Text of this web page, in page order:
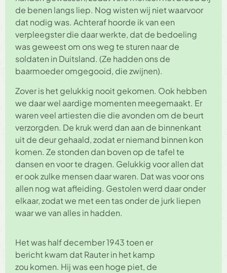
de benen langs liep. Nog wisten wij niet waarvoor
dat nodig was. Achteraf hoorde ik van een
verpleegster die daar werkte, dat de bedoeling
was geweest om ons weg te sturen naar de
soldaten in Duitsland. (Ze hadden ons de
baarmoeder omgegooid, die zwijnen).
Zover is het gelukkig nooit gekomen. Ook hebben
we daar wel aardige momenten meegemaakt. Er
waren veel artiesten die die avonden om de beurt
verzorgden. De kruk werd dan aan de binnenkant
uit de deur gehaald, zodat er niemand binnen kon
komen. Ze stonden dan boven op de tafel te
dansen en voor te dragen. Gelukkig voor allen dat
er ook zulke mensen daar waren. Dat was voor ons
allen nog wat afleiding. Gestolen werd daar onder
elkaar, zodat we met een tas onder de jurk liepen
waar we van alles in hadden.
Het was half december 1943 toen er
bericht kwam dat Rauter in het kamp
zou komen. Hij was een hoge piet, de